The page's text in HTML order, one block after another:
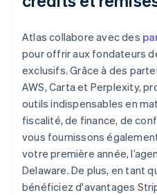
Atlas collabore avec des
pour offrir aux fondateurs
exclusifs. Grâce à des
AWS, Carta et Perplexity,
outils indispensables en
fiscalité, de finance, de
vous fournissons
votre première année,
Delaware. De plus, en tant
bénéficiez d'avantages